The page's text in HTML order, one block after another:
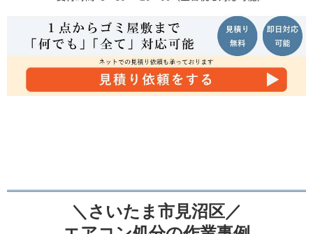
＼さいたま市見沼区／